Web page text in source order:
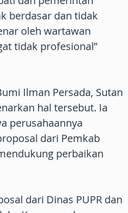
berdasar dan tidak
oleh wartawan
tidak profesional”
Ilman Persada, Sutan
hal tersebut. Ia
perusahaannya
dari Pemkab
perbaikan
dari Dinas PUPR dan